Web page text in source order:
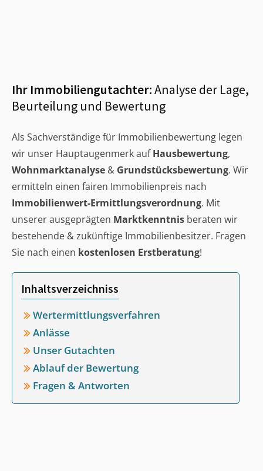
Ihr Immobiliengutachter:Analyse der Lage,
Beurteilung und Bewertung
Als Sachverständige für Immobilienbewertung legen
wir unser Hauptaugenmerk aufHausbewertung,
Wohnmarktanalyse & Grundstücksbewertung. Wir
ermitteln einen fairen Immobilienpreis nach
Immobilienwert-Ermittlungsverordnung. Mit
unserer ausgeprägten Marktkenntnis beraten wir
bestehende & zukünftige Immobilienbesitzer. Fragen
Sie nach einen kostenlosen Erstberatung!
Inhaltsverzeichniss
Wertermittlungsverfahren
Anlässe
Unser Gutachten
Ablauf der Bewertung
Fragen & Antworten